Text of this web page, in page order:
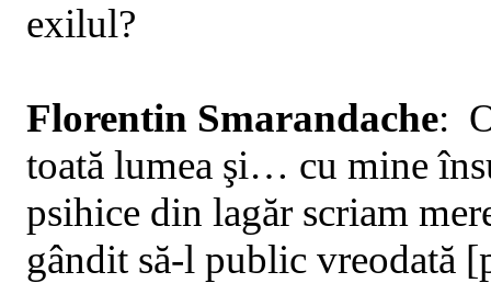
exilul?
Florentin Smarandache:
toată lumea şi… cu mine
psihice din lagăr scriam
gândit să-l public vreodată